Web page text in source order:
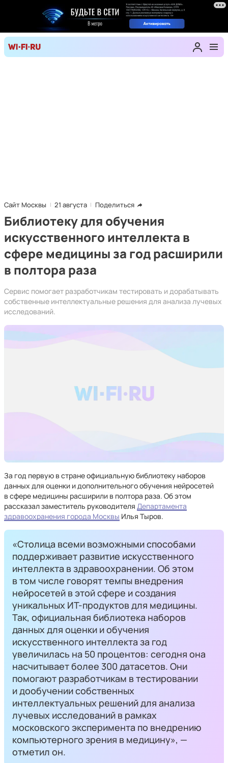
Сайт Москвы 21 августа Поделиться
Библиотеку для обучения
искусственного интеллекта в
сфере медицины за год расширили
в полтора раза
Сервис помогает разработчикам тестировать и дорабатывать
собственные интеллектуальные решения для анализа лучевых
исследований.
За год первую в стране официальную библиотеку наборов
данных для оценки и дополнительного обучения нейросетей
в сфере медицины расширили в полтора раза. Об этом
рассказал заместитель руководителя Департамента
здравоохранения города Москвы Илья Тыров.
«Столица всеми возможными способами
поддерживает развитие искусственного
интеллекта в здравоохранении. Об этом
в том числе говорят темпы внедрения
нейросетей в этой сфере и создания
уникальных ИТ-продуктов для медицины.
Так, официальная библиотека наборов
данных для оценки и обучения
искусственного интеллекта за год
увеличилась на 50 процентов: сегодня она
насчитывает более 300 датасетов. Они
помогают разработчикам в тестировании
и дообучении собственных
интеллектуальных решений для анализа
лучевых исследований в рамках
московского эксперимента по внедрению
компьютерного зрения в медицину», —
отметил он.